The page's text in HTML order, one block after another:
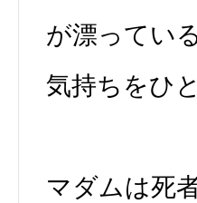
が漂ってい
気持ちをひ
マダムは死